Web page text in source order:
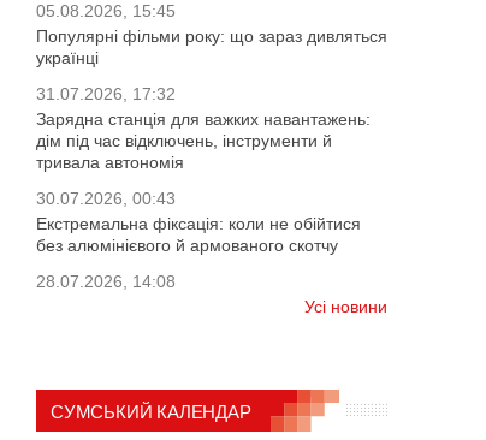
05.08.2026, 15:45
Популярні фільми року: що зараз дивляться
українці
31.07.2026, 17:32
Зарядна станція для важких навантажень:
дім під час відключень, інструменти й
тривала автономія
30.07.2026, 00:43
Екстремальна фіксація: коли не обійтися
без алюмінієвого й армованого скотчу
28.07.2026, 14:08
Усі новини
СУМСЬКИЙ КАЛЕНДАР